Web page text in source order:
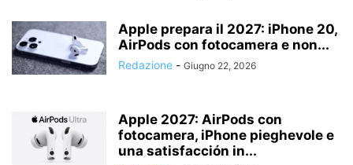
Apple prepara il 2027: iPhone 20,
AirPods con fotocamera e non...
Redazione - Giugno 22, 2026
Apple 2027: AirPods con
fotocamera, iPhone pieghevole e
una satisfacción in...